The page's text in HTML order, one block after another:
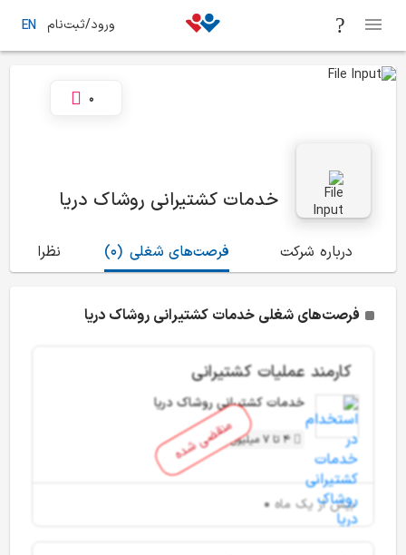
ورود/ثبت‌نام EN
خدمات کشتیرانی روشاک دریا
0
درباره شرکت (0) فرصت‌های شغلی نظرات
فرصت‌های شغلی خدمات کشتیرانی روشاک دریا
منقضی شده
کارمند عملیات کشتیرانی
خدمات کشتیرانی روشاک دریا
4 تا 7 میلیون تومان
بیش از یک ماه